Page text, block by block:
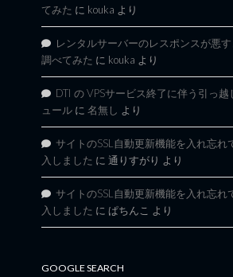
てみた に kouka より
レンタルサーバーのレスポンスが悪
調べてみた に kouka より
DTI の VPSサービス終了に伴う引っ越
ュール に 名無し より
サイトのSSL自動更新機能を入れ忘れ
入しました に 通りすがり より
サイトのSSL自動更新機能を入れ忘れ
入しました に ぱちんこ より
GOOGLE SEARCH